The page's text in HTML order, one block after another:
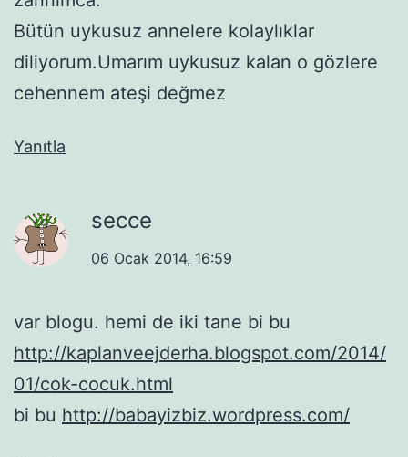
Bütün uykusuz annelere kolaylıklar
diliyorum.Umarım uykusuz kalan o gözlere
cehennem ateşi değmez
Yanıtla
secce
06 Ocak 2014, 16:59
var blogu. hemi de iki tane bi bu
http://kaplanveejderha.blogspot.com/2014/
01/cok-cocuk.html
bi bu http://babayizbiz.wordpress.com/